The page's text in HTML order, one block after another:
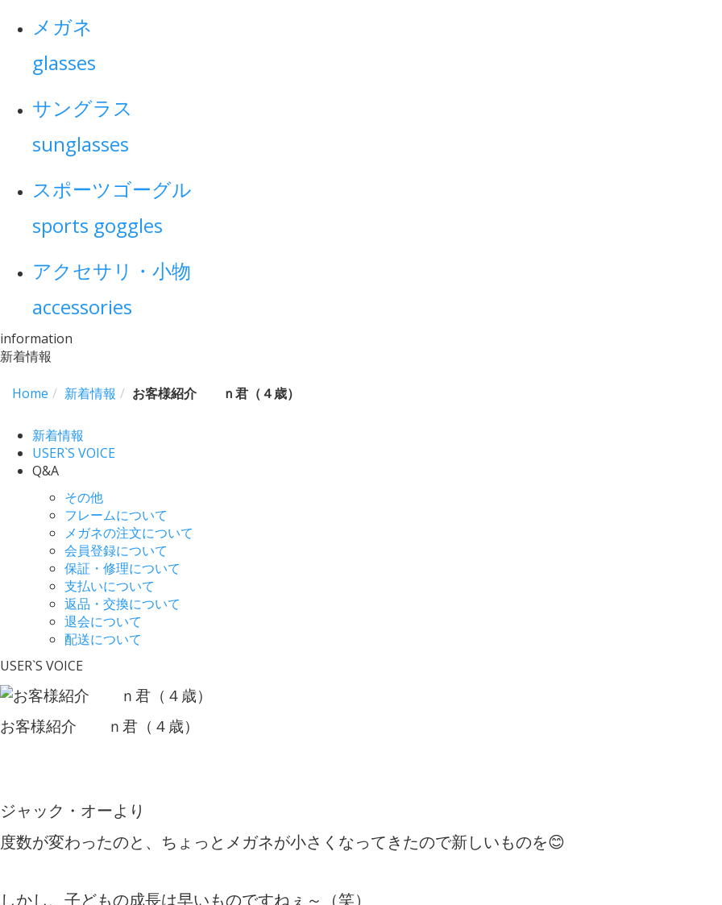
メガネ
glasses
サングラス
sunglasses
スポーツゴーグル
sports goggles
アクセサリ・小物
accessories
information
新着情報
Home 新着情報 お客様紹介 ｎ君（４歳）
新着情報
USER`S VOICE
Q&A
その他
フレームについて
メガネの注文について
会員登録について
保証・修理について
支払いについて
返品・交換について
退会について
配送について
USER`S VOICE
お客様紹介 ｎ君（４歳）
ジャック・オーより
度数が変わったのと、ちょっとメガネが小さくなってきたので新しいものを😊
しかし、子どもの成長は早いものですねぇ～（笑）